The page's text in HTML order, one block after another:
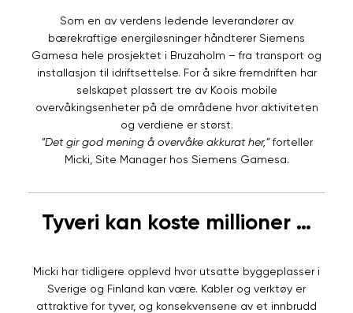
Som en av verdens ledende leverandører av
bærekraftige energiløsninger håndterer Siemens
Gamesa hele prosjektet i Bruzaholm – fra transport og
installasjon til idriftsettelse. For å sikre fremdriften har
selskapet plassert tre av Koois mobile
overvåkingsenheter på de områdene hvor aktiviteten
og verdiene er størst.
”Det gir god mening å overvåke akkurat her,”forteller
Micki, Site Manager hos Siemens Gamesa.
Tyveri kan koste millioner …
Micki har tidligere opplevd hvor utsatte byggeplasser i
Sverige og Finland kan være. Kabler og verktøy er
attraktive for tyver, og konsekvensene av et innbrudd